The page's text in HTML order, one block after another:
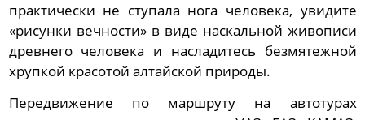
практически не ступала нога человека, увидите
«рисунки вечности» в виде наскальной живописи
древнего человека и насладитесь безмятежной
хрупкой красотой алтайской природы.
Передвижение по маршруту на автотурах